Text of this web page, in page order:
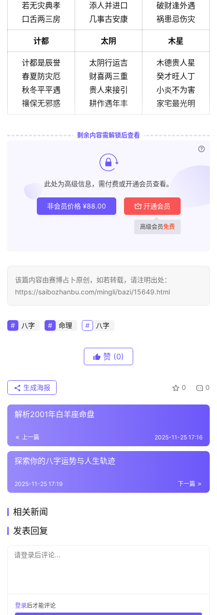
若无灾典孝
口舌两三房
添人并进口
几事古安康
破财逢外遇
祸患忌伤灾
计都 太阴 木星
计都是辰誉
春夏防灾厄
秋冬平平遇
禳保无邪惑
太阴行运吉
财喜两三重
贵人来接引
耕作遇年丰
木德贵人星
癸才旺人丁
小炎不为害
家宅最光明
剩余内容需解锁后查看
此处为高级信息，需付费或开通会员查看。
非会员价格 ¥88.00 开通会员
高级会员免费
该篇内容由赛博占卜原创，如若转载，请注明出处：
https://saibozhanbu.com/mingli/bazi/15649.html
八字 命理 八字
赞 (0)
0 0
生成海报
解析2001年白羊座命盘
上一篇 2025-11-25 17:16
探索你的八字运势与人生轨迹
下一篇
2025-11-25 17:19
相关新闻
发表回复
请登录后评论...
登录后才能评论